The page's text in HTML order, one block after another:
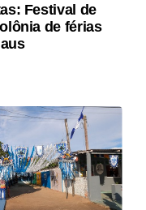
Festival de
de férias